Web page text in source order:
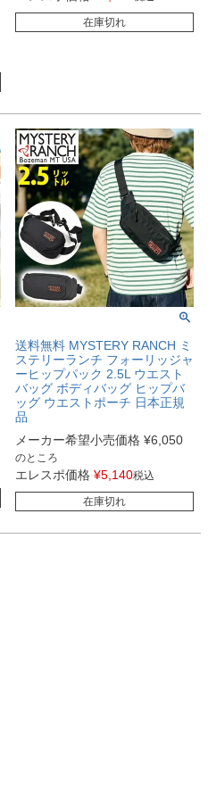
在庫切れ
送料無料 MYSTERY RANCH ミ
ステリーランチ フォーリッジャ
ーヒップパック 2.5L ウエスト
バッグ ボディバッグ ヒップバ
ッグ ウエストポーチ 日本正規
品
メーカー希望小売価格 ¥6,050
のところ
エレスポ価格 ¥5,140税込
在庫切れ